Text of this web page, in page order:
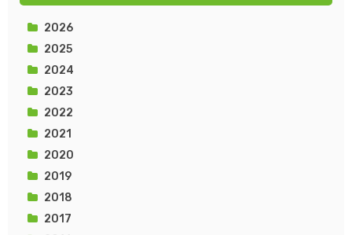
2026
2025
2024
2023
2022
2021
2020
2019
2018
2017